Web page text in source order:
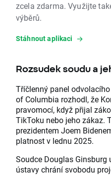
zcela zdarma. Využijte
výběrů.
Stáhnout aplikaci
Rozsudek soudu a
Tříčlenný panel
of Columbia rozhodl, že
pravomocí, když přijal
TikToku nebo jeho zákaz.
prezidentem Joem
platnost v lednu 2025.
Soudce Douglas Ginsburg
ústavy chrání svobodu